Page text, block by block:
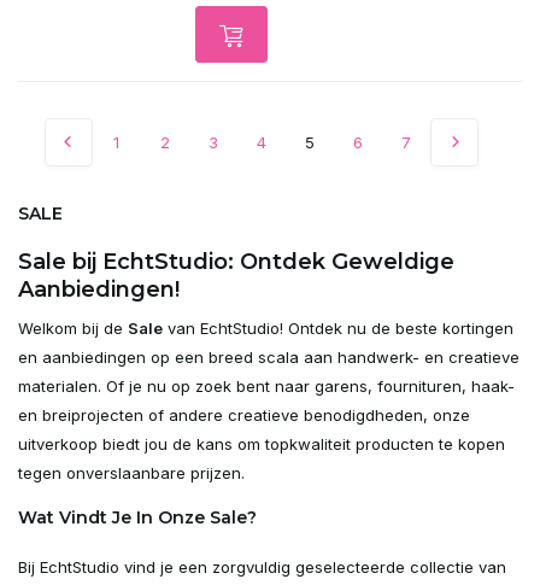
1 2 3 4 5 6 7
SALE
Sale bij EchtStudio: Ontdek Geweldige
Aanbiedingen!
Welkom bij de Sale van EchtStudio! Ontdek nu de beste kortingen
en aanbiedingen op een breed scala aan handwerk- en creatieve
materialen. Of je nu op zoek bent naar garens, fournituren, haak-
en breiprojecten of andere creatieve benodigdheden, onze
uitverkoop biedt jou de kans om topkwaliteit producten te kopen
tegen onverslaanbare prijzen.
Wat Vindt Je In Onze Sale?
Bij EchtStudio vind je een zorgvuldig geselecteerde collectie van